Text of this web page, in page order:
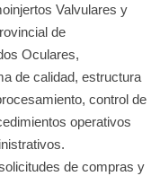
Valvulares y
de
Oculares,
de calidad, estructura
control de
operativos
de compras y